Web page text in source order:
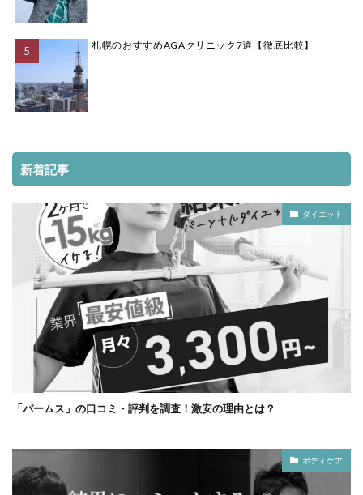
札幌のおすすめAGAクリニック7選【徹底比較】
新着記事
ダイエット
「パームス」の口コミ・評判を調査！激安の理由とは？
ボディケア